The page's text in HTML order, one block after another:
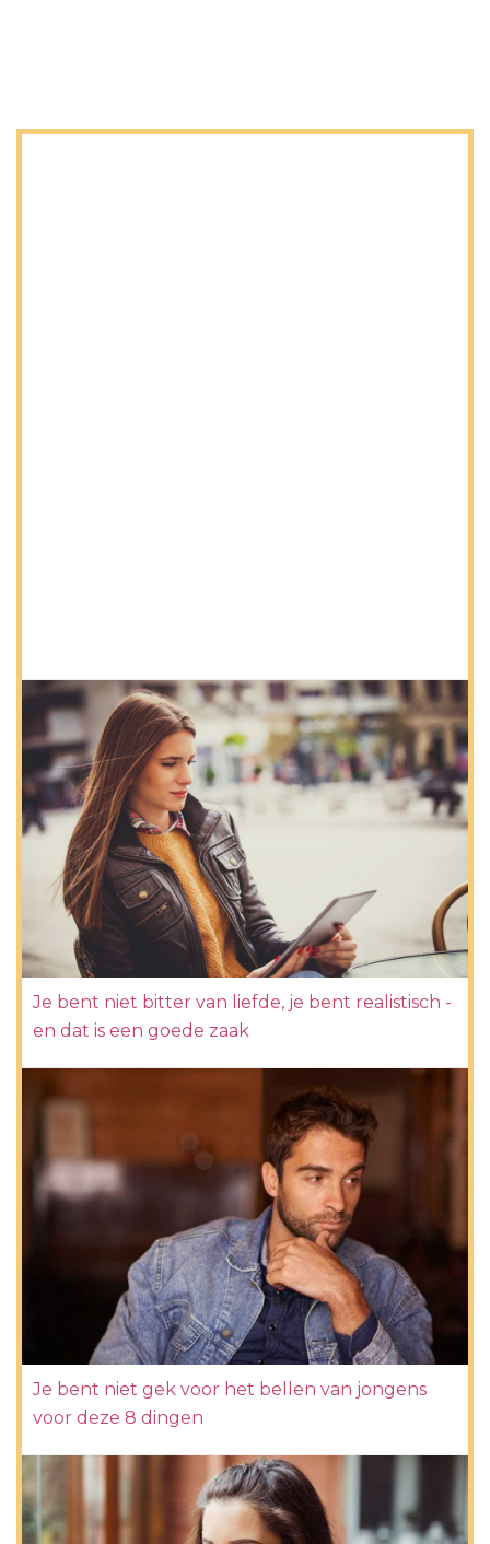
Je bent niet bitter van liefde, je bent realistisch -
en dat is een goede zaak
Je bent niet gek voor het bellen van jongens
voor deze 8 dingen